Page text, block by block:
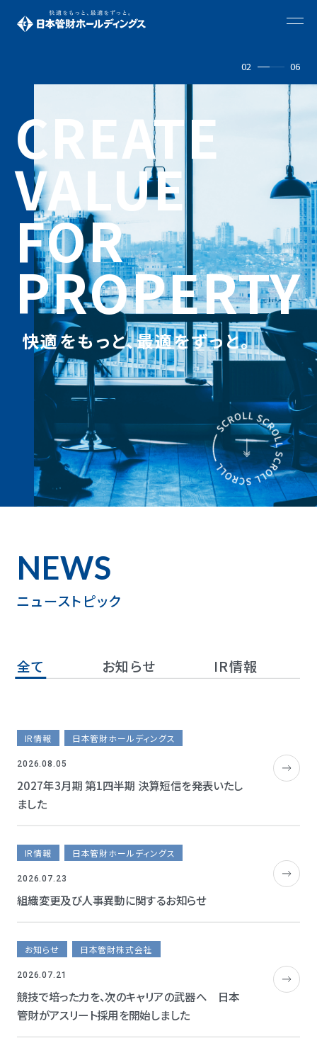
02 06
CREATE
VALUE
FOR
PROPERTY
快適をもっと、最適をずっと。
NEWS
ニューストピック
全て お知らせ IR情報
IR情報 日本管財ホールディングス
2026.08.05
2027年3月期 第1四半期 決算短信を発表いたし
ました
IR情報 日本管財ホールディングス
2026.07.23
組織変更及び人事異動に関するお知らせ
お知らせ 日本管財株式会社
2026.07.21
競技で培った力を、次のキャリアの武器へ 日本
管財がアスリート採用を開始しました